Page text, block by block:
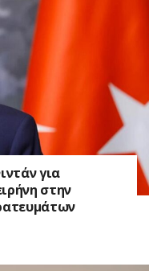
για
στην